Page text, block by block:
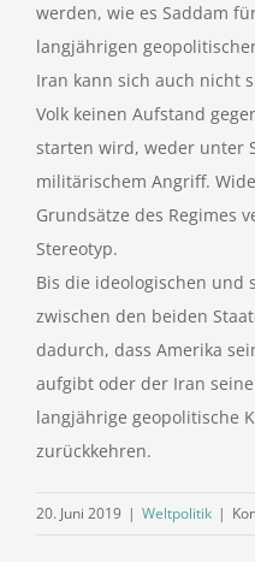
werden, wie es Saddam
langjährigen
Iran kann sich auch nicht
Volk keinen Aufstand
starten wird, weder unter
militärischem Angriff.
Grundsätze des Regimes
Stereotyp.
Bis die ideologischen und
zwischen den beiden
dadurch, dass Amerika
aufgibt oder der Iran
langjährige geopolitische
zurückkehren.
20. Juni 2019 | Weltpolitik |